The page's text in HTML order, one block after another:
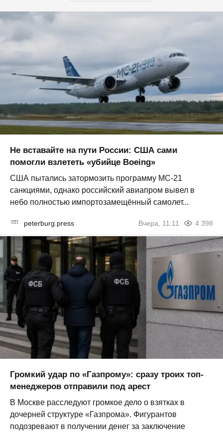
Не вставайте на пути России: США сами
помогли взлететь «убийце Boeing»
США пытались затормозить программу МС-21
санкциями, однако российский авиапром вывел в
небо полностью импортозамещённый самолет...
peterburg.press Вчера, 11:11 4 398
Громкий удар по «Газпрому»: сразу троих топ-
менеджеров отправили под арест
В Москве расследуют громкое дело о взятках в
дочерней структуре «Газпрома». Фигурантов
подозревают в получении денег за заключение